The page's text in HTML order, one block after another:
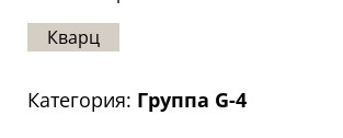
Кварц
Категория: Группа G-4